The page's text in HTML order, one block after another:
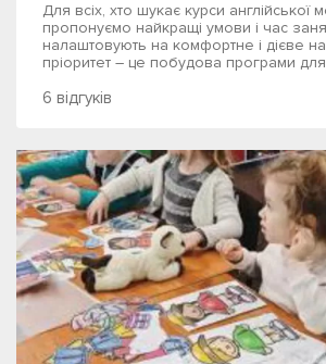
Для всіх, хто шукає курси англійської
пропонуємо найкращі умови і час
налаштовують на комфортне і дієве
пріоритет – це побудова програми для
6 відгуків